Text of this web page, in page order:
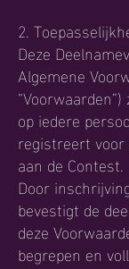
2.
Deze
Algemene
op iedere
registreert
aan de Contest.
Door
bevestigt de
deze
begrepen en